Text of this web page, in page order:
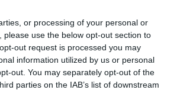
or processing of your personal or
use the below opt-out section to
out request is processed you may
information utilized by us or personal
out. You may separately opt-out of the
parties on the IAB’s list of downstream